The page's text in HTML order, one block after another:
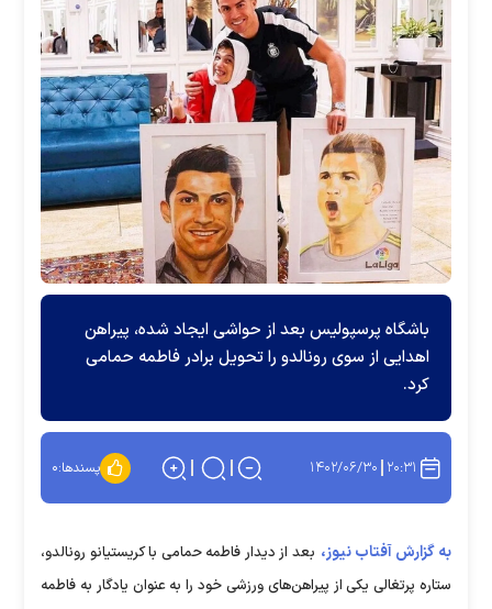
باشگاه پرسپولیس بعد از حواشی ایجاد شده، پیراهن
اهدایی از سوی رونالدو را تحویل برادر فاطمه حمامی
کرد.
۲۰:۳۱ ۱۴۰۲/۰۶/۳۰ پسندها:۰
به گزارش آفتاب نیوز، بعد از دیدار فاطمه حمامی با کریستیانو رونالدو،
ستاره پرتغالی یکی از پیراهن‌های ورزشی خود را به عنوان یادگار به فاطمه